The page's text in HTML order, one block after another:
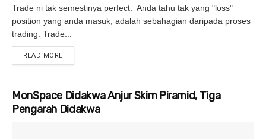
Trade ni tak semestinya perfect. Anda tahu tak yang "loss"
position yang anda masuk, adalah sebahagian daripada proses
trading. Trade...
READ MORE
MonSpace Didakwa Anjur Skim Piramid, Tiga
Pengarah Didakwa